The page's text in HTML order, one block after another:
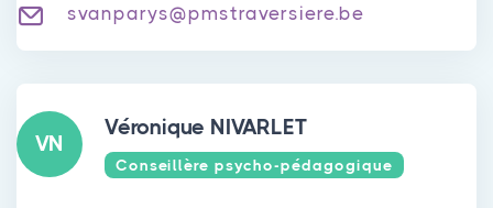
svanparys@pmstraversiere.be
VN
Véronique NIVARLET
Conseillère psycho-pédagogique